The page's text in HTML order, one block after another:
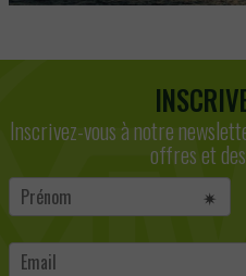
Inscrivez-vous à notre
offres et